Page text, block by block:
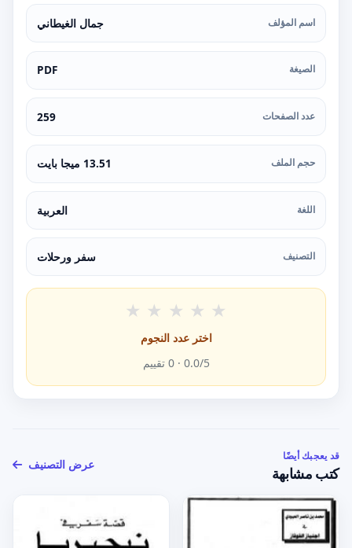
اسم المؤلف جمال الغيطاني
الصيغة PDF
عدد الصفحات 259
حجم الملف 13.51 ميجا بايت
اللغة العربية
التصنيف سفر ورحلات
★ ★ ★ ★ ★
اختر عدد النجوم
0.0/5 ·
0 تقييم
قد يعجبك أيضًا
كتب مشابهة
عرض التصنيف